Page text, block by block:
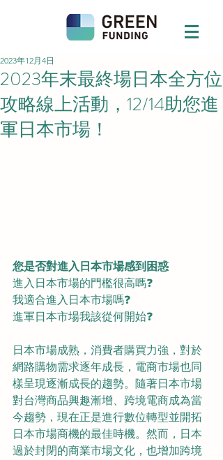
2023年末最終場日本全方位
攻略線上活動，12/14助您進
軍日本市場！
2023年12月4日
您是否對進入日本市場感到困惑
進入日本市場的門檻很高嗎❓
我適合進入日本市場嗎❓
進軍日本市場我該從何開始❓
日本市場成熟，消費者購買力強，對於
網路購物需求逐年成長，電商市場也同
樣呈現逐漸成長的趨勢。隨著日本市場
對台灣商品興趣漸增、跨境電商成為當
今趨勢，現在正是進行數位轉型並開拓
日本市場商機的最佳時機。然而，日本
過於封閉的商業市場文化，也增加跨境